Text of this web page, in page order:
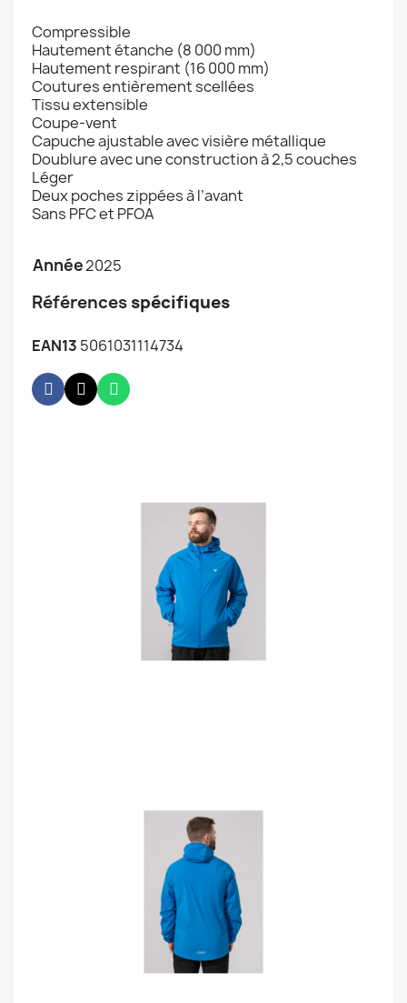
Compressible
Hautement étanche (8 000 mm)
Hautement respirant (16 000 mm)
Coutures entièrement scellées
Tissu extensible
Coupe-vent
Capuche ajustable avec visière métallique
Doublure avec une construction à 2,5 couches
Léger
Deux poches zippées à l’avant
Sans PFC et PFOA
Année2025
Références spécifiques
EAN13 5061031114734